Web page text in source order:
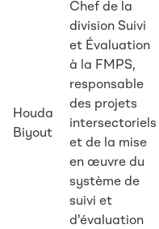
Houda
Biyout
Chef de la
division Suivi
et Évaluation
à la FMPS,
responsable
des projets
intersectoriels
et de la mise
en œuvre du
système de
suivi et
d'évaluation